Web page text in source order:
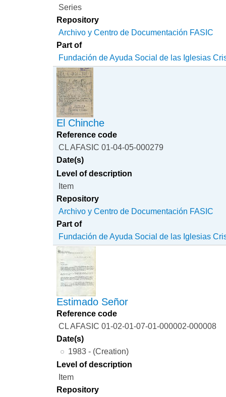
Series
Repository
Archivo y Centro de Documentación FASIC
Part of
Fundación de Ayuda Social de las Iglesias
El Chinche
Reference code
CL AFASIC 01-04-05-000279
Date(s)
Level of description
Item
Repository
Archivo y Centro de Documentación FASIC
Part of
Fundación de Ayuda Social de las Iglesias
Estimado Señor
Reference code
CL AFASIC 01-02-01-07-01-000002-000008
Date(s)
1983 - (Creation)
Level of description
Item
Repository